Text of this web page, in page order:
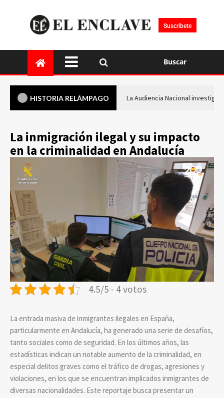
Suscríbete
Buscar
HISTORIA RELÁMPAGO La Audiencia Nacional investiga
La inmigración ilegal y su impacto
en la criminalidad en Andalucía
4.5/5 - 4 votos
La entrada masiva de inmigrantes ilegales en España,
particularmente en Andalucía, ha generado una serie de desafíos,
tanto sociales como de seguridad. En los últimos años, las
estadísticas indican un notable aumento de la criminalidad, en
especial delitos graves como el tráfico de drogas, agresiones y
violaciones, en los que se encuentran implicados inmigrantes de
diversas nacionalidades. Este reportaje busca presentar un